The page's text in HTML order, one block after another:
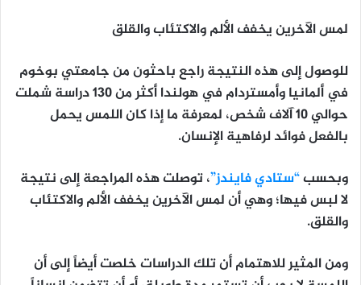
لمس الآخرين يخفف الألم والاكتئاب والقلق
للوصول إلى هذه النتيجة راجع باحثون من جامعتي بوخوم
في ألمانيا وأمستردام في هولندا أكثر من 130 دراسة شملت
حوالي 10 آلاف شخص، لمعرفة ما إذا كان اللمس يحمل
بالفعل فوائد لرفاهية الإنسان.
وبحسب“ستادي فايندز”، توصلت هذه المراجعة إلى نتيجة
لا لبس فيها؛ وهي أن لمس الآخرين يخفف الألم والاكتئاب
والقلق.
ومن المثير للاهتمام أن تلك الدراسات خلصت أيضاً إلى أن